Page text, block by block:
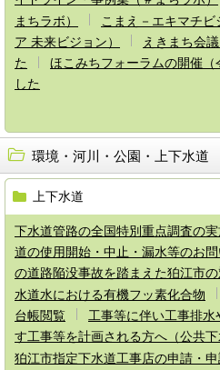
まちラボ）
こまえ－エキマチ
ア 未来ビジョン）
えきまち会
た
ほこみちフォーラムの開催
した
環境・河川・公園・上下水道
上下水道
下水道管路の全国特別重点調査の
道の使用開始・中止・漏水等のお
の道路陥没事故を踏まえた狛江市の
水道水における有機フッ素化合物
台帳閲覧
工事等に伴い工事排
す工事等を計画される方へ（公共下
狛江市指定下水道工事店の申請・